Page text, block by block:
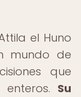
el Huno
mundo de
que
Su